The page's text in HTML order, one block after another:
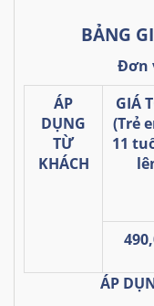
BẢNG
Đơn
ÁP
DỤNG
TỪ
KHÁCH
GIÁ
(Trẻ
11
ÁP